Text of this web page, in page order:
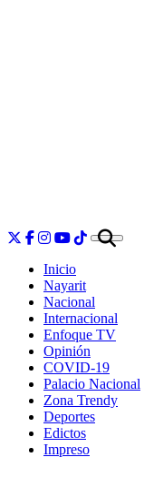
Inicio
Nayarit
Nacional
Internacional
Enfoque TV
Opinión
COVID-19
Palacio Nacional
Zona Trendy
Deportes
Edictos
Impreso